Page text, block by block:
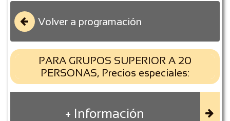
Volver a programación

PARA GRUPOS SUPERIOR A 20
PERSONAS, Precios especiales:
+ Información 